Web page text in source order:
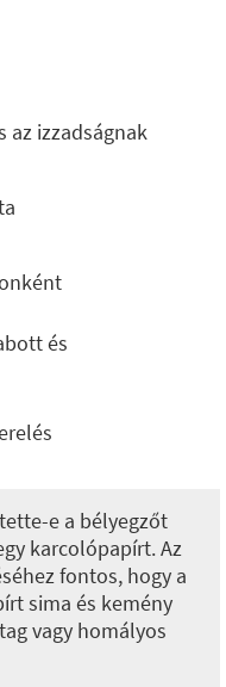
az izzadságnak
és
e a bélyegzőt
karcolópapírt. Az
fontos, hogy a
sima és kemény
vagy homályos